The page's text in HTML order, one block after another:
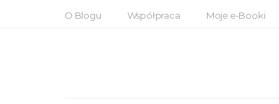
O Blogu Współpraca Moje e-Booki